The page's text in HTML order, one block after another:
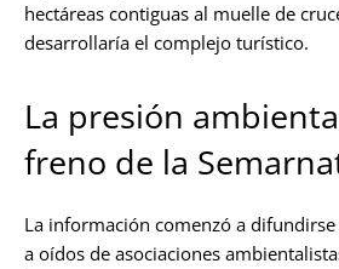
hectáreas contiguas al muelle de
desarrollaría el complejo turístico.
La presión
freno de la
La información comenzó a
a oídos de asociaciones